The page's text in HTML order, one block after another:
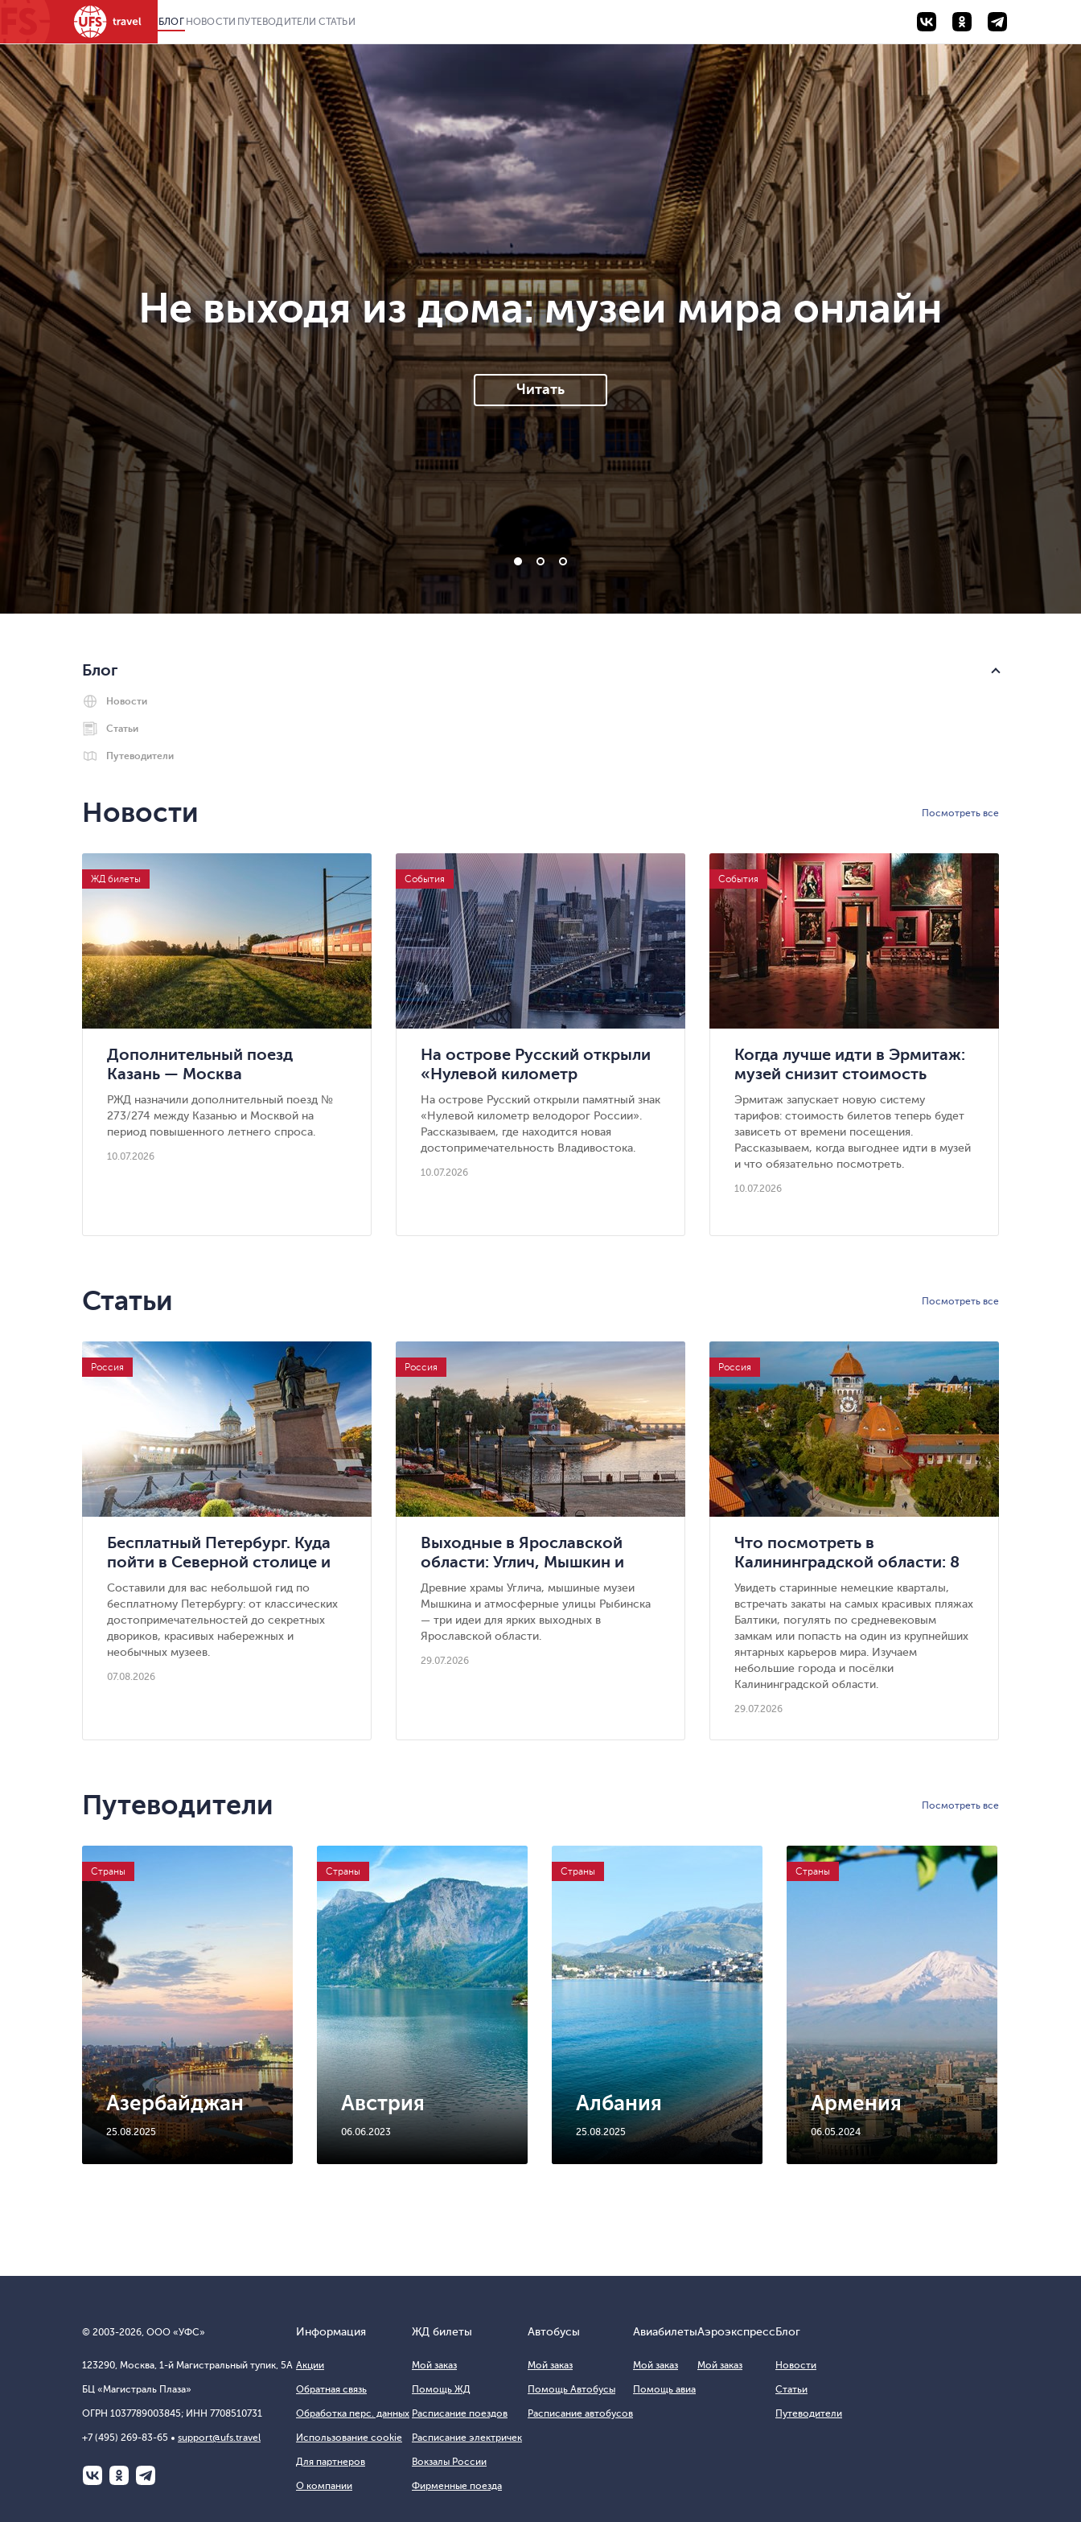
БЛОГ НОВОСТИ ПУТЕВОДИТЕЛИ СТАТЬИ
Не выходя из дома: музеи мира онлайн
Читать
Блог
Новости
Статьи
Путеводители
Новости Посмотреть все
ЖД билеты
Дополнительный поезд
Казань — Москва
РЖД назначили дополнительный поезд №
273/274 между Казанью и Москвой на
период повышенного летнего спроса.
10.07.2026
События
На острове Русский открыли
«Нулевой километр
велодорог России» — новая
достопримечательность
Владивостока
На острове Русский открыли памятный знак
«Нулевой километр велодорог России».
Рассказываем, где находится новая
достопримечательность Владивостока.
10.07.2026
События
Когда лучше идти в Эрмитаж:
музей снизит стоимость
вечерних билетов
Эрмитаж запускает новую систему
тарифов: стоимость билетов теперь будет
зависеть от времени посещения.
Рассказываем, когда выгоднее идти в музей
и что обязательно посмотреть.
10.07.2026
Статьи Посмотреть все
Россия
Бесплатный Петербург. Куда
пойти в Северной столице и
не потратить ни копейки
Составили для вас небольшой гид по
бесплатному Петербургу: от классических
достопримечательностей до секретных
двориков, красивых набережных и
необычных музеев.
07.08.2026
Россия
Выходные в Ярославской
области: Углич, Мышкин и
Рыбинск
Древние храмы Углича, мышиные музеи
Мышкина и атмосферные улицы Рыбинска
— три идеи для ярких выходных в
Ярославской области.
29.07.2026
Россия
Что посмотреть в
Калининградской области: 8
красивых городов, куда стоит
съездить из Калининграда
Увидеть старинные немецкие кварталы,
встречать закаты на самых красивых пляжах
Балтики, погулять по средневековым
замкам или попасть на один из крупнейших
янтарных карьеров мира. Изучаем
небольшие города и посёлки
Калининградской области.
29.07.2026
Путеводители Посмотреть все
Страны
Азербайджан
25.08.2025
Страны
Австрия
06.06.2023
Страны
Албания
25.08.2025
Страны
Армения
06.05.2024
© 2003-2026, ООО «УФС»
123290, Москва, 1-й Магистральный тупик, 5А
БЦ «Магистраль Плаза»
ОГРН 1037789003845; ИНН 7708510731
+7 (495) 269-83-65 support@ufs.travel
Информация
Акции
Обратная связь
Обработка перс. данных
Использование cookie
Для партнеров
О компании
ЖД билеты
Мой заказ
Помощь ЖД
Расписание поездов
Расписание электричек
Вокзалы России
Фирменные поезда
Автобусы
Мой заказ
Помощь Автобусы
Расписание автобусов
Авиабилеты
Мой заказ
Помощь авиа
Аэроэкспресс
Мой заказ
Блог
Новости
Статьи
Путеводители